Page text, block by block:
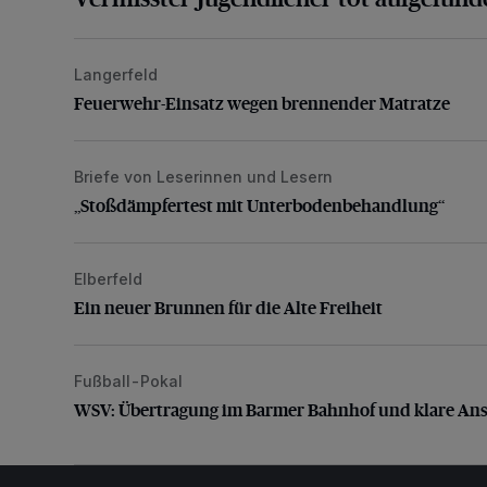
Feuerwehr-Einsatz wegen brennender Matratze
Langerfeld
Feuerwehr-Einsatz wegen brennender Matratze
„Stoßdämpfertest mit Unterbodenbehandlung“
Briefe von Leserinnen und Lesern
„Stoßdämpfertest mit Unterbodenbehandlung“
Ein neuer Brunnen für die Alte Freiheit
Elberfeld
Ein neuer Brunnen für die Alte Freiheit
WSV: Übertragung im Barmer Bahnhof und klare
Fußball-Pokal
WSV: Übertragung im Barmer Bahnhof und klare